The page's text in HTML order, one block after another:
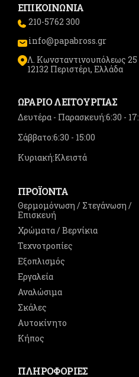
ΕΠΙΚΟΙΝΩΝΙΑ
210-5762 300
info@papabross.gr
Λ. Κωνσταντινουπόλεως 25
12132 Περιστέρι, Ελλάδα
ΩΡΑΡΙΟ ΛΕΙΤΟΥΡΓΙΑΣ
Δευτέρα - Παρασκευή:6:30 -
Σάββατο:6:30 - 15:00
Κυριακή:Κλειστά
ΠΡΟΪΟΝΤΑ
Θερμομόνωση / Στεγάνωση /
Επισκευή
Χρώματα / Βερνίκια
Τεχνοτροπίες
Εξοπλισμός
Εργαλεία
Αναλώσιμα
Σκάλες
Αυτοκίνητο
Κήπος
ΠΛΗΡΟΦΟΡΙΕΣ